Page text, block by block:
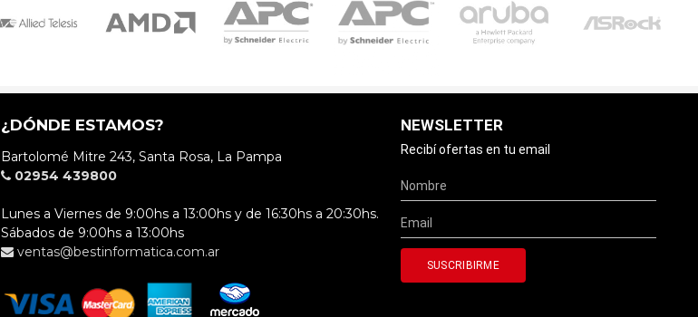
¿DÓNDE ESTAMOS?
Bartolomé Mitre 243, Santa Rosa, La Pampa
02954 439800
Lunes a Viernes de 9:00hs a 13:00hs y de 16:30hs a 20:30hs.
Sábados de 9:00hs a 13:00hs
ventas@bestinformatica.com.ar
NEWSLETTER
Recibí ofertas en tu email